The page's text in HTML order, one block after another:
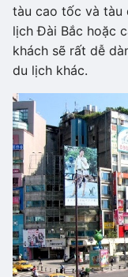
tàu cao tốc và tàu
lịch Đài Bắc hoặc
khách sẽ rất dễ
du lịch khác.